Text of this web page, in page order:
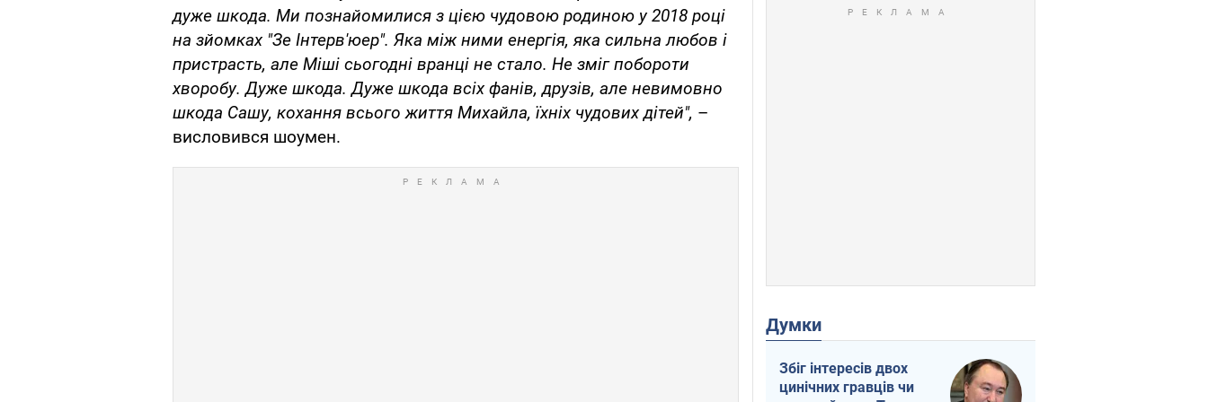
дуже шкода. Ми познайомилися з цією чудовою родиною у 2018 році
на зйомках "Зе Інтерв'юер". Яка між ними енергія, яка сильна любов і
пристрасть, але Міші сьогодні вранці не стало. Не зміг побороти
хворобу. Дуже шкода. Дуже шкода всіх фанів, друзів, але невимовно
шкода Сашу, кохання всього життя Михайла, їхніх чудових дітей", –
висловився шоумен.
Думки
Збіг інтересів двох
цинічних гравців чи